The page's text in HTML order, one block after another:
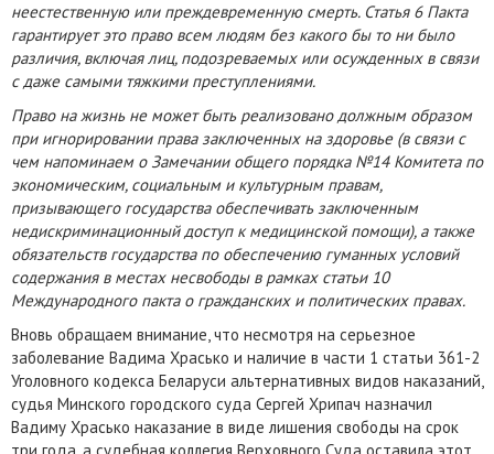
неестественную или преждевременную смерть. Статья 6 Пакта
гарантирует это право всем людям без какого бы то ни было
различия, включая лиц, подозреваемых или осужденных в связи
с даже самыми тяжкими преступлениями.
Право на жизнь не может быть реализовано должным образом
при игнорировании права заключенных на здоровье (в связи с
чем напоминаем о Замечании общего порядка №14 Комитета по
экономическим, социальным и культурным правам,
призывающего государства обеспечивать заключенным
недискриминационный доступ к медицинской помощи), а также
обязательств государства по обеспечению гуманных условий
содержания в местах несвободы в рамках статьи 10
Международного пакта о гражданских и политических правах.
Вновь обращаем внимание, что несмотря на серьезное
заболевание Вадима Храсько и наличие в части 1 статьи 361-2
Уголовного кодекса Беларуси альтернативных видов наказаний,
судья Минского городского суда Сергей Хрипач назначил
Вадиму Храсько наказание в виде лишения свободы на срок